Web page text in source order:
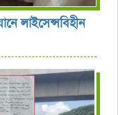
লাইসেন্সবিহীন